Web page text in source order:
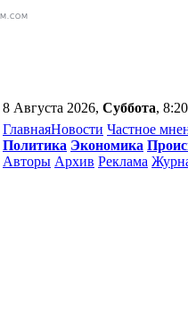
8 Августа 2026, Суббота, 8:20
ГлавнаяНовости Частное
Политика Экономика
Авторы Архив Реклама